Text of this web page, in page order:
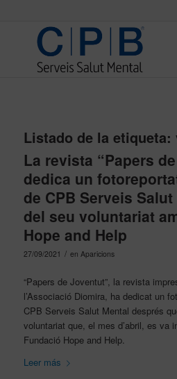
Listado de la etiqueta:
La revista “Papers
dedica un
de CPB Serveis
del seu voluntariat
Hope and Help
27/09/2021 / en Aparicions
“Papers de Joventut”, la revista
l’Associació Diomira, ha dedicat un
CPB Serveis Salut Mental després
voluntariat que, el mes d’abril, es va
Fundació Hope and Help.
Leer más